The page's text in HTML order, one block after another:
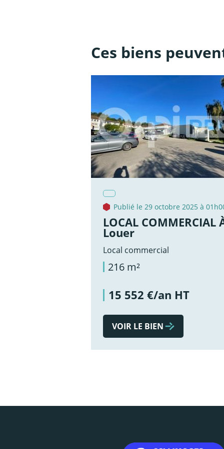
Ces biens
Publié le 29 octobre 2025 à
LOCAL COMMERCIAL
Louer
Local commercial
216 m²
15 552 €/an HT
VOIR LE BIEN